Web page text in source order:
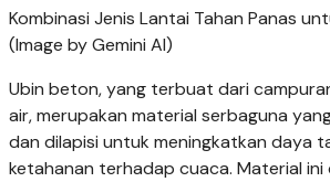
Kombinasi Jenis Lantai Tahan Panas
(Image by Gemini AI)
Ubin beton, yang terbuat dari
air, merupakan material serbaguna
dan dilapisi untuk meningkatkan daya
ketahanan terhadap cuaca. Material ini